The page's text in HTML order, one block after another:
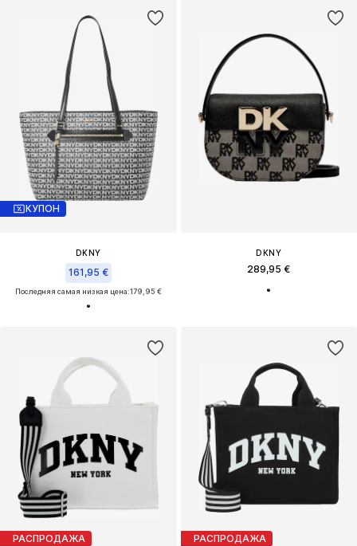
КУПОН
DKNY
161,95 €
Последняя самая низкая цена:179,95 €
DKNY
289,95 €
РАСПРОДАЖА РАСПРОДАЖА